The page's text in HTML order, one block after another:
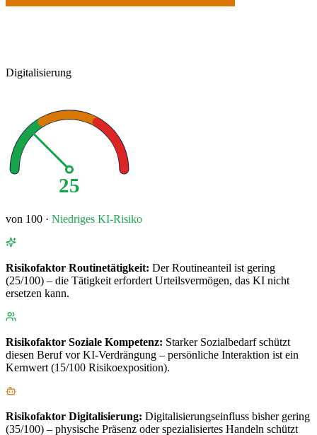
Digitalisierung
25
von 100 · Niedriges KI-Risiko
Risikofaktor Routinetätigkeit: Der Routineanteil ist gering
(25/100) – die Tätigkeit erfordert Urteilsvermögen, das KI nicht
ersetzen kann.
Risikofaktor Soziale Kompetenz: Starker Sozialbedarf schützt
diesen Beruf vor KI-Verdrängung – persönliche Interaktion ist ein
Kernwert (15/100 Risikoexposition).
Risikofaktor Digitalisierung: Digitalisierungseinfluss bisher gering
(35/100) – physische Präsenz oder spezialisiertes Handeln schützt